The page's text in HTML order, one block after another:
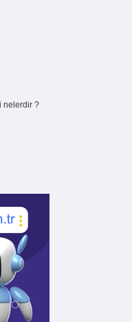
nelerdir ?